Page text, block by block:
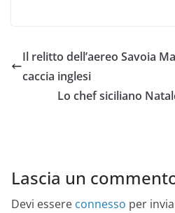
Il relitto dell’aereo Savoia
caccia inglesi
Lo chef siciliano
Lascia un
Devi essere connesso per